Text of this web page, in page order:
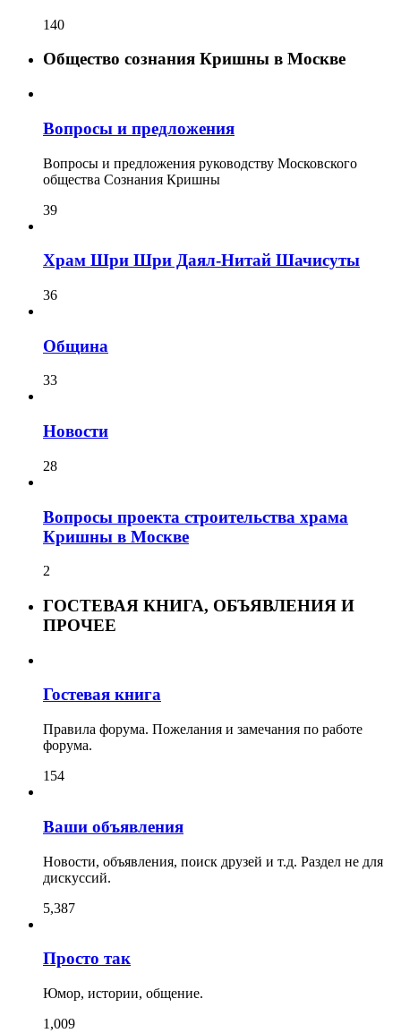
140
Общество сознания Кришны в Москве
Вопросы и предложения
Вопросы и предложения руководству Московского
общества Сознания Кришны
39
Храм Шри Шри Даял-Нитай Шачисуты
36
Община
33
Новости
28
Вопросы проекта строительства храма
Кришны в Москве
2
ГОСТЕВАЯ КНИГА, ОБЪЯВЛЕНИЯ И
ПРОЧЕЕ
Гостевая книга
Правила форума. Пожелания и замечания по работе
форума.
154
Ваши объявления
Новости, объявления, поиск друзей и т.д. Раздел не для
дискуссий.
5,387
Просто так
Юмор, истории, общение.
1,009